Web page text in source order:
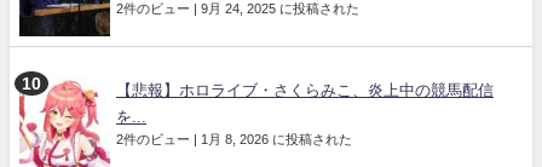
2件のビュー | 9月 24, 2025 に投稿された
【悲報】ホロライブ・さくらみこ、炎上中の競馬配信
を...
2件のビュー | 1月 8, 2026 に投稿された